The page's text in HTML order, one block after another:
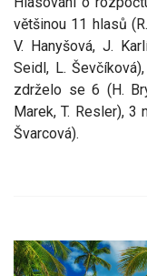
většinou 11 hlasů
V. Hanyšová, J.
Seidl, L.
zdrželo se 6 (H.
Marek, T. Resler), 3
Švarcová).